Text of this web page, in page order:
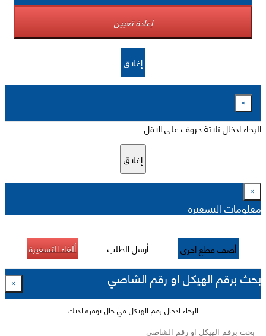
إعادة تعيين
إغلاق
×
الرجاء ادخال ثلاثة حروف على الاقل
إغلاق
×
معلومات التسعيرة
أضف قطع اخرى أرسل الطلب ألغاء التسعيرة
بحث برقم الهيكل او رقم الشاصي ×
الرجاء ادخال رقم الهيكل في حال توفره لديك